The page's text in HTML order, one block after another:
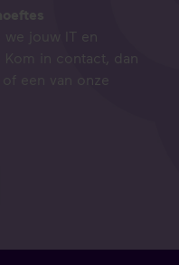
we jouw IT en
in contact, dan
een van onze